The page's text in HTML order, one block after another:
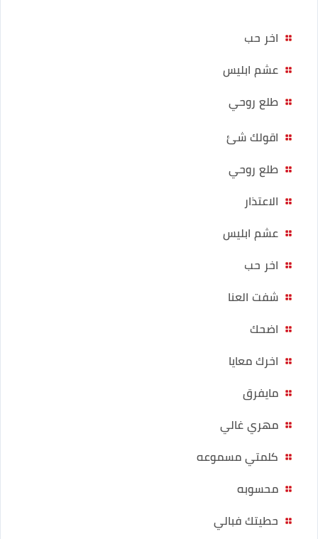
اخر حب
عشم ابليس
طلع روحي
اقولك شئ
طلع روحي
الاعتذار
عشم ابليس
اخر حب
شفت العنا
اضحك
اخرك معايا
مايفرق
مهري غالي
كلمتي مسموعه
محسوبه
حطيتك فبالي